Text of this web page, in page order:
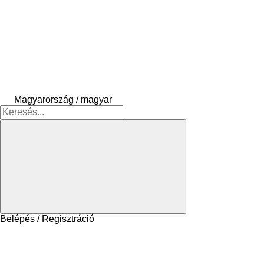
Magyarország / magyar
Belépés / Regisztráció